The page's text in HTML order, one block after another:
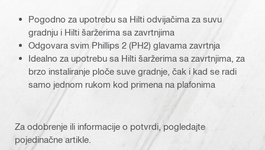
Pogodno za upotrebu sa Hilti odvijačima za suvu
gradnju i Hilti šaržerima sa zavrtnjima
Odgovara svim Phillips 2 (PH2) glavama zavrtnja
Idealno za upotrebu sa Hilti šaržerima sa zavrtnjima, za
brzo instaliranje ploče suve gradnje, čak i kad se radi
samo jednom rukom kod primena na plafonima
Za odobrenje ili informacije o potvrdi, pogledajte
pojedinačne artikle.